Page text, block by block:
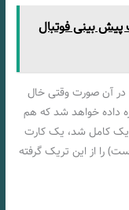
پیش بینی فوتبال
در آن صورت وقتی خال
داده خواهد شد که هم
کامل شد، یک کارت
را از این تریک گرفته‌